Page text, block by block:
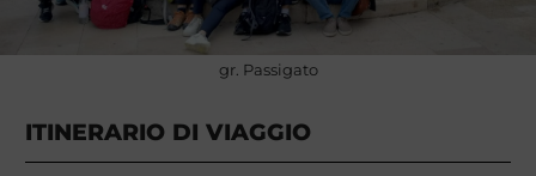
gr. Passigato
ITINERARIO DI VIAGGIO